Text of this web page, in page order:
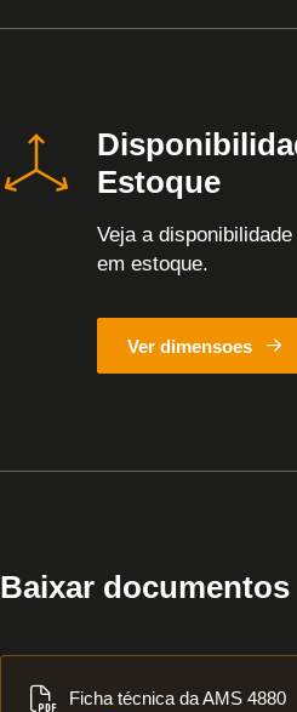
Estoque
Veja a
em estoque.
Ver dimensoes
Baixar documentos
Ficha técnica da AMS 4880